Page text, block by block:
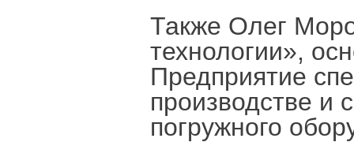
Также Олег
технологии»,
Предприятие
производстве и
погружного